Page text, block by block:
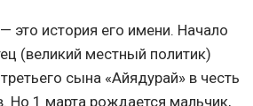
это история его имени. Начало
(великий местный политик)
сына «Айядурай» в честь
Но 1 марта рождается мальчик,